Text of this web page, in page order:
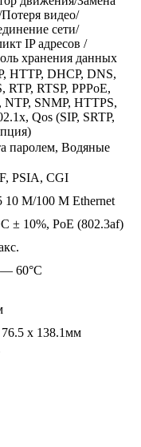
видео/
сети/
IP адресов /
хранения данных
HTTP, DHCP, DNS,
RTP, RTSP, PPPoE,
NTP, SNMP, HTTPS,
Qos (SIP, SRTP,
паролем, Водяные
PSIA, CGI
10 M/100 M Ethernet
± 10%, PoE (802.3af)
60°С
x 138.1мм